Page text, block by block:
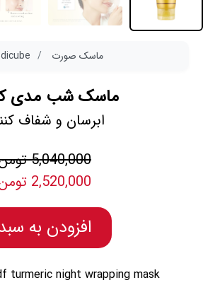
ماسک صورت
ماسک شب مدی
ابرسان و شفاف
5,040,000 تومن
2,520,000 تومن
افزودن به
turmeric night wrapping mask